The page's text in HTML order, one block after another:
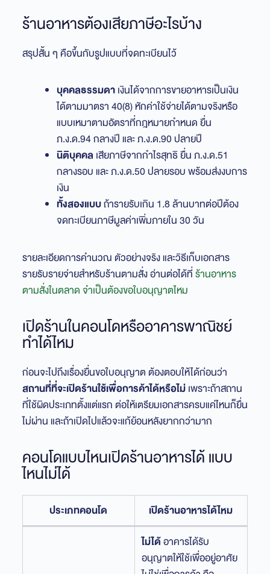
ร้านอาหารต้องเสียภาษีอะไรบ้าง
สรุปสั้น ๆ คือขึ้นกับรูปแบบที่จดทะเบียนไว้
บุคคลธรรมดาเงินได้จากการขายอาหารเป็นเงิน
ได้ตามมาตรา 40(8) หักค่าใช้จ่ายได้ตามจริงหรือ
แบบเหมาตามอัตราที่กฎหมายกำหนด ยื่น
ภ.ง.ด.94 กลางปี และ ภ.ง.ด.90 ปลายปี
นิติบุคคล เสียภาษีจากกำไรสุทธิ ยื่น ภ.ง.ด.51
กลางรอบ และ ภ.ง.ด.50 ปลายรอบ พร้อมส่งงบการ
เงิน
ทั้งสองแบบถ้ารายรับเกิน 1.8 ล้านบาทต่อปีต้อง
จดทะเบียนภาษีมูลค่าเพิ่มภายใน 30 วัน
รายละเอียดการคำนวณ ตัวอย่างจริง และวิธีเก็บเอกสาร
รายรับรายจ่ายสำหรับร้านตามสั่ง อ่านต่อได้ที่ร้านอาหาร
ตามสั่งในตลาด จำเป็นต้องขอใบอนุญาตไหม
เปิดร้านในคอนโดหรืออาคารพาณิชย์
ทำได้ไหม
ก่อนจะไปถึงเรื่องยื่นขอใบอนุญาต ต้องตอบให้ได้ก่อนว่า
สถานที่ที่จะเปิดร้านใช้เพื่อการค้าได้หรือไม่เพราะถ้าสถาน
ที่ใช้ผิดประเภทตั้งแต่แรก ต่อให้เตรียมเอกสารครบแค่ไหนก็ยื่น
ไม่ผ่าน และถ้าเปิดไปแล้วจะแก้ย้อนหลังยากกว่ามาก
คอนโดแบบไหนเปิดร้านอาหารได้ แบบ
ไหนไม่ได้
ประเภทคอนโด
เปิดร้านอาหารได้ไหม
ไม่ได้อาคารได้รับ
อนุญาตให้ใช้เพื่ออยู่อาศัย